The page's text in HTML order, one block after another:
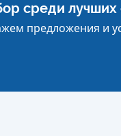
среди лучших
предложения и